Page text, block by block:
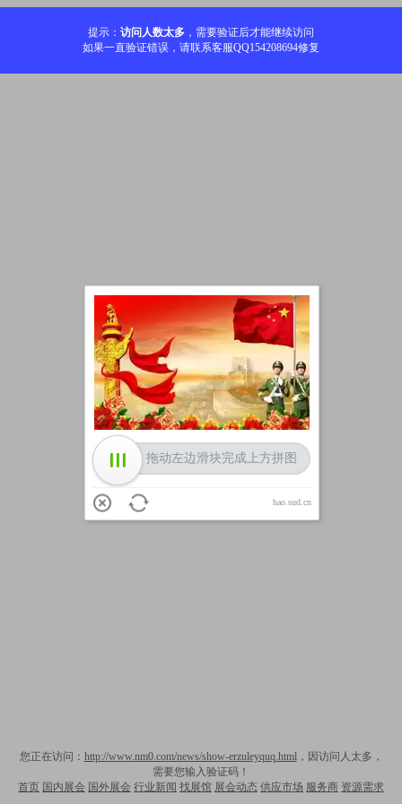
提示： 访问人数太多 ，需要验证后才能继续访问
如果一直验证错误，请联系客服QQ154208694修复
您正在访问： http://www.nm0.com/news/show-erzuleyquq.html，因访问人太多，
需要您输入验证码！
首页 国内展会 国外展会 行业新闻 找展馆 展会动态 供应市场 服务商 资源需求
加载中
拖动左边滑块完成上方拼图
hao.sud.cn